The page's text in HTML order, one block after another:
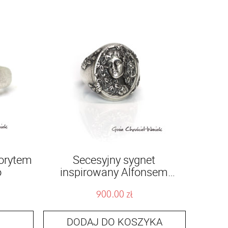
Secesyjny sygnet
inspirowany Alfonsem
900.00 zł
DODAJ DO KOSZYKA